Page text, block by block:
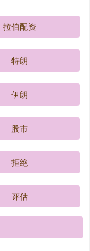
拉伯配资
特朗
伊朗
股市
拒绝
评估